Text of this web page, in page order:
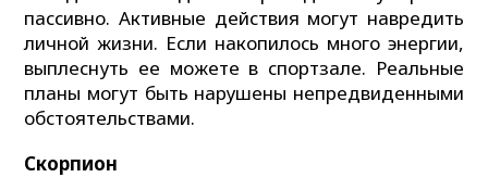
пассивно. Активные действия могут навредить
личной жизни. Если накопилось много энергии,
выплеснуть ее можете в спортзале. Реальные
планы могут быть нарушены непредвиденными
обстоятельствами.
Скорпион